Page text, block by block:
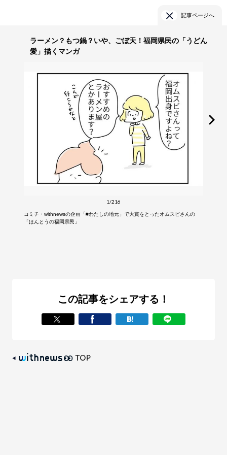
記事ページへ
ラーメン？もつ鍋？いや、ごぼ天！福岡県民の「うどん
愛」描くマンガ
1/216
コミチ・withnewsの企画「#わたしの地元」で大賞をとったオムスビさんの
「ほんとうの福岡県民」
この記事をシェアする！